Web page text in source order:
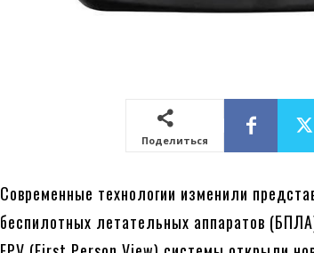
Поделиться
Современные технологии изменили
беспилотных летательных аппаратов